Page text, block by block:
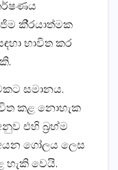
කි‍්‍රයාත්මක
භාවිත කර
සමානය.
කළ නොහැක
එහි බ‍්‍රහ්ම
ගෝලය ලෙස
හැකි වෙයි.